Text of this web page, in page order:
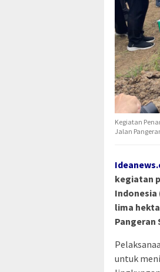
Kegiatan
Jalan
kegiatan
Indonesia
lima
Pangeran
untuk